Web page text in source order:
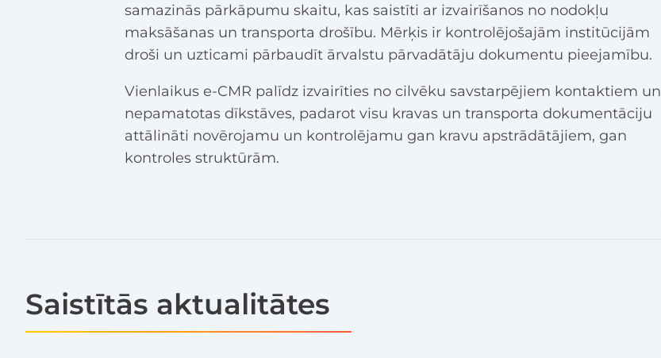
samazinās pārkāpumu skaitu, kas saistīti ar izvairīšanos no nodokļu
maksāšanas un transporta drošību. Mērķis ir kontrolējošajām institūcijām
droši un uzticami pārbaudīt ārvalstu pārvadātāju dokumentu pieejamību.
Vienlaikus e-CMR palīdz izvairīties no cilvēku savstarpējiem kontaktiem un
nepamatotas dīkstāves, padarot visu kravas un transporta dokumentāciju
attālināti novērojamu un kontrolējamu gan kravu apstrādātājiem, gan
kontroles struktūrām.
Saistītās aktualitātes